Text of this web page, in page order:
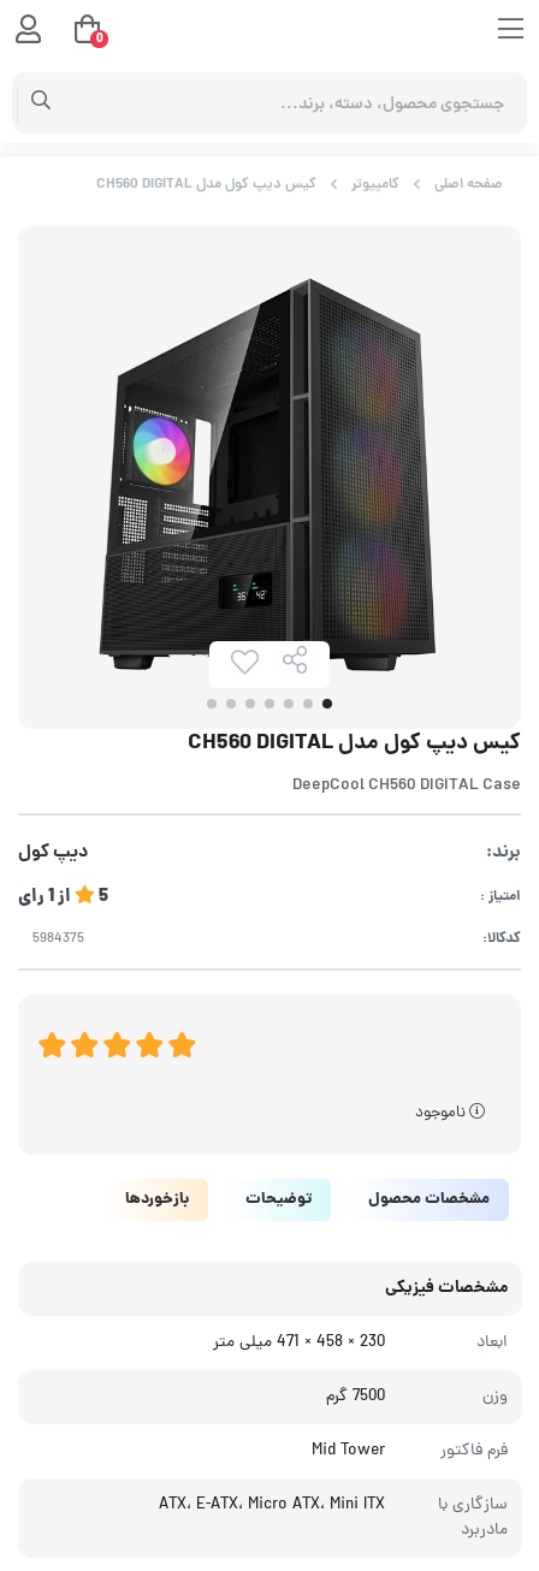
صفحه اصلی کامپیوتر کیس دیپ کول مدل CH560 DIGITAL
کیس دیپ کول مدل CH560 DIGITAL
DeepCool CH560 DIGITAL Case
برند: دیپ کول
امتیاز : 5 از1رای
کدکالا:
ناموجود
مشخصات محصول توضیحات بازخوردها
مشخصات فیزیکی
ابعاد 230 × 458 × 471 میلی‌ متر
وزن 7500 گرم
فرم فاکتور Mid Tower
سازگاری با
مادربرد
ATX، E-ATX، Micro ATX، Mini ITX
0